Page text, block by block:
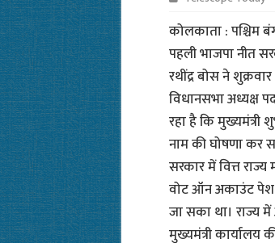
कोलकाता : पश्चिम
पहली भाजपा नीत
रथींद्र बोस ने
विधानसभा अध्यक्ष
रहा है कि मुख्यमंत्री
नाम की घोषणा कर
सरकार में वित्त राज्य
वोट ऑन अकाउंट पेश
जा सका था। राज्य
मुख्यमंत्री